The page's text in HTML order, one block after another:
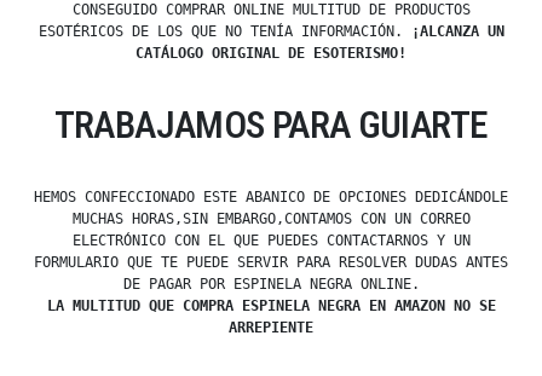
CONSEGUIDO COMPRAR ONLINE MULTITUD DE PRODUCTOS
ESOTÉRICOS DE LOS QUE NO TENÍA INFORMACIÓN.
¡ALCANZA UN
CATÁLOGO ORIGINAL DE ESOTERISMO!
TRABAJAMOS PARA GUIARTE
HEMOS CONFECCIONADO ESTE ABANICO DE OPCIONES DEDICÁNDOLE
MUCHAS HORAS,SIN EMBARGO,CONTAMOS CON UN CORREO
ELECTRÓNICO CON EL QUE PUEDES CONTACTARNOS Y UN
FORMULARIO QUE TE PUEDE SERVIR PARA RESOLVER DUDAS ANTES
DE PAGAR POR ESPINELA NEGRA ONLINE.
LA MULTITUD QUE COMPRA ESPINELA NEGRA EN AMAZON NO SE
ARREPIENTE